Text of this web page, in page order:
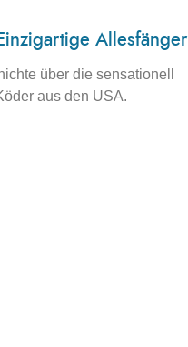
Einzigartige
über die sensationell
aus den USA.